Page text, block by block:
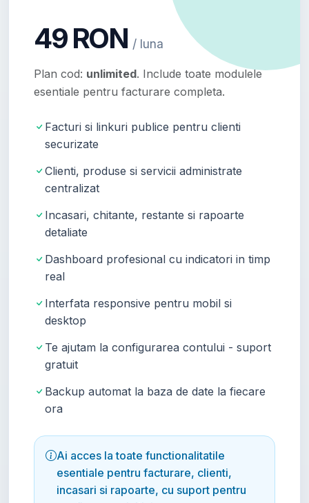
49 RON / luna
Plan cod: unlimited. Include toate modulele
esentiale pentru facturare completa.
Facturi si linkuri publice pentru clienti
securizate
Clienti, produse si servicii administrate
centralizat
Incasari, chitante, restante si rapoarte
detaliate
Dashboard profesional cu indicatori in timp
real
Interfata responsive pentru mobil si
desktop
Te ajutam la configurarea contului - suport
gratuit
Backup automat la baza de date la fiecare
ora
Ai acces la toate functionalitatile
esentiale pentru facturare, clienti,
incasari si rapoarte, cu suport pentru